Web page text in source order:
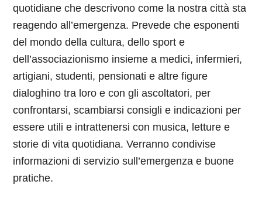
quotidiane che descrivono come la nostra città sta
reagendo all’emergenza. Prevede che esponenti
del mondo della cultura, dello sport e
dell’associazionismo insieme a medici, infermieri,
artigiani, studenti, pensionati e altre figure
dialoghino tra loro e con gli ascoltatori, per
confrontarsi, scambiarsi consigli e indicazioni per
essere utili e intrattenersi con musica, letture e
storie di vita quotidiana. Verranno condivise
informazioni di servizio sull’emergenza e buone
pratiche.